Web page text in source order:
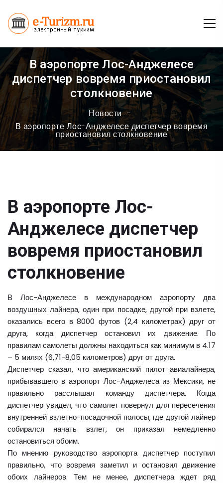
В аэропорте Лос-Анджелесе
диспетчер вовремя приостановил
столкновение
Новости
В аэропорте Лос-Анджелесе диспетчер вовремя
приостановил столкновение
В аэропорте Лос-
Анджелесе диспетчер
вовремя приостановил
столкновение
В Лос-Анджелесе в международном аэропорту два
воздушных лайнера, один при посадке, другой при взлете,
оказались всего в 8000 футов (2,4 километрах) друг от
друга, когда диспетчер остановил их движение. По
правилам самолеты должны находиться как минимум в 4.17
– 5 милях (6,71-8,05 километров) друг от друга.
Диспетчер сказал, что американский пилот авиалайнера,
прибывавшего в аэропорт Лос-Анджелеса из Мексики, не
правильно расслышал команду диспетчера. Когда
диспетчер увидел, что самолет повернул для пересечения
внутренней взлетно-посадочной полосы, где другой лайнер
собирался начать взлет, он приказал немедленно
остановиться обоим.
По мнению руководство аэропорта диспетчер поступил
правильно, что вовремя заметил и остановил движение
обоих лайнеров. Тем не менее, диспетчера ждет ряд